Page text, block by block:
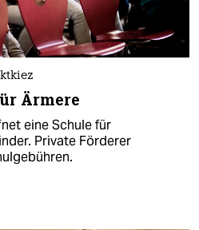
Ärmere
eine Schule für
Private Förderer